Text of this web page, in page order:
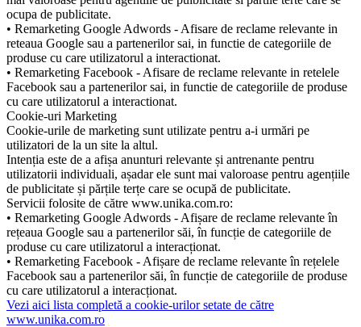
ocupa de publicitate.
• Remarketing Google Adwords - Afisare de reclame relevante in
reteaua Google sau a partenerilor sai, in functie de categoriile de
produse cu care utilizatorul a interactionat.
• Remarketing Facebook - Afisare de reclame relevante in retelele
Facebook sau a partenerilor sai, in functie de categoriile de produse
cu care utilizatorul a interactionat.
Cookie-uri Marketing
Cookie-urile de marketing sunt utilizate pentru a-i urmări pe
utilizatori de la un site la altul.
Intenția este de a afișa anunturi relevante și antrenante pentru
utilizatorii individuali, așadar ele sunt mai valoroase pentru agențiile
de publicitate și părțile terțe care se ocupă de publicitate.
Servicii folosite de către www.unika.com.ro:
• Remarketing Google Adwords - Afișare de reclame relevante în
rețeaua Google sau a partenerilor săi, în funcție de categoriile de
produse cu care utilizatorul a interacționat.
• Remarketing Facebook - Afișare de reclame relevante în rețelele
Facebook sau a partenerilor săi, în funcție de categoriile de produse
cu care utilizatorul a interacționat.
Vezi aici lista completă a cookie-urilor setate de către
www.unika.com.ro